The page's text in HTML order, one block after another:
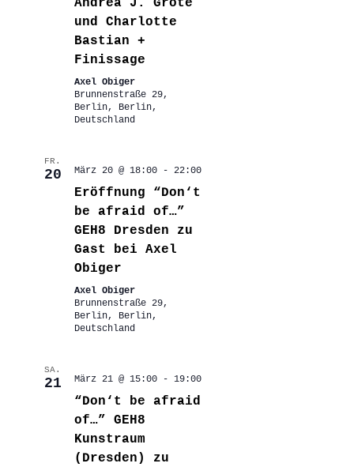
Andrea J. Grote
und Charlotte
Bastian +
Finissage
Axel Obiger
Brunnenstraße 29,
Berlin, Berlin,
Deutschland
FR.
20 März 20 @ 18:00- 22:00
Eröffnung “Don‘t
be afraid of…”
GEH8 Dresden zu
Gast bei Axel
Obiger
Axel Obiger
Brunnenstraße 29,
Berlin, Berlin,
Deutschland
SA.
21 März 21 @ 15:00- 19:00
“Don‘t be afraid
of…” GEH8
Kunstraum
(Dresden) zu